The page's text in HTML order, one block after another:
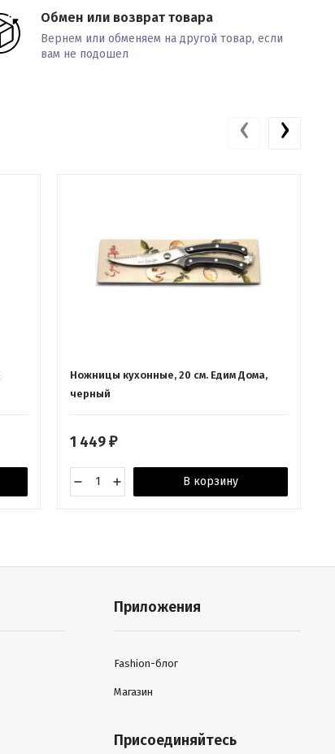
Обмен или возврат товара
Вернем или обменяем на другой товар, если
вам не подошел
Ножницы кухонные, 20 см. Едим Дома,
черный
1 449 ₽
В корзину
‹ ›
Приложения
Fashion-блог
Магазин
Присоединяйтесь